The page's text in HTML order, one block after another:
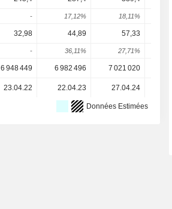
- 17,12% 18,11%
32,98 44,89 57,33
- 36,11% 27,71%
6 948 449 6 982 496 7 021 020
23.04.22 22.04.23 27.04.24
Données Estimées